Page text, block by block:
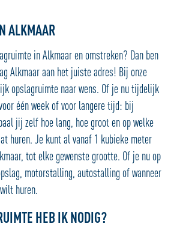
ALKMAAR
in Alkmaar en omstreken? Dan ben
Alkmaar aan het juiste adres! Bij onze
opslagruimte naar wens. Of je nu tijdelijk
één week of voor langere tijd: bij
jij zelf hoe lang, hoe groot en op welke
huren. Je kunt al vanaf 1 kubieke meter
tot elke gewenste grootte. Of je nu op
motorstalling, autostalling of wanneer
huren.
HEB IK NODIG?